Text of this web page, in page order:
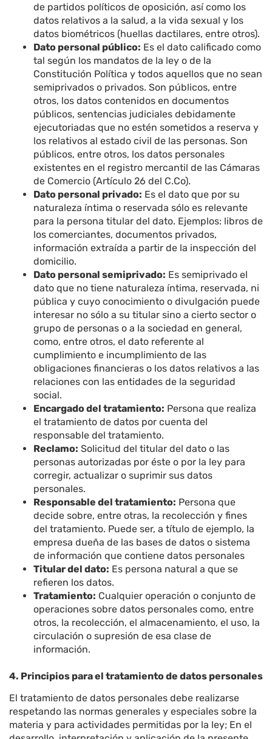
de partidos políticos de oposición, así como los
datos relativos a la salud, a la vida sexual y los
datos biométricos (huellas dactilares, entre otros).
Dato personal público: Es el dato calificado como
tal según los mandatos de la ley o de la
Constitución Política y todos aquellos que no sean
semiprivados o privados. Son públicos, entre
otros, los datos contenidos en documentos
públicos, sentencias judiciales debidamente
ejecutoriadas que no estén sometidos a reserva y
los relativos al estado civil de las personas. Son
públicos, entre otros, los datos personales
existentes en el registro mercantil de las Cámaras
de Comercio (Artículo 26 del C.Co).
Dato personal privado: Es el dato que por su
naturaleza íntima o reservada sólo es relevante
para la persona titular del dato. Ejemplos: libros de
los comerciantes, documentos privados,
información extraída a partir de la inspección del
domicilio.
Dato personal semiprivado: Es semiprivado el
dato que no tiene naturaleza íntima, reservada, ni
pública y cuyo conocimiento o divulgación puede
interesar no sólo a su titular sino a cierto sector o
grupo de personas o a la sociedad en general,
como, entre otros, el dato referente al
cumplimiento e incumplimiento de las
obligaciones financieras o los datos relativos a las
relaciones con las entidades de la seguridad
social.
Encargado del tratamiento: Persona que realiza
el tratamiento de datos por cuenta del
responsable del tratamiento.
Reclamo: Solicitud del titular del dato o las
personas autorizadas por éste o por la ley para
corregir, actualizar o suprimir sus datos
personales.
Responsable del tratamiento: Persona que
decide sobre, entre otras, la recolección y fines
del tratamiento. Puede ser, a título de ejemplo, la
empresa dueña de las bases de datos o sistema
de información que contiene datos personales
Titular del dato: Es persona natural a que se
refieren los datos.
Tratamiento: Cualquier operación o conjunto de
operaciones sobre datos personales como, entre
otros, la recolección, el almacenamiento, el uso, la
circulación o supresión de esa clase de
información.
4. Principios para el tratamiento de datos personales
El tratamiento de datos personales debe realizarse
respetando las normas generales y especiales sobre la
materia y para actividades permitidas por la ley; En el